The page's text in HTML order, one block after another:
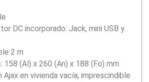
DC incorporado: Jack, mini USB y
2 m
158 (Al) x 260 (An) x 188 (Fo) mm
Ajax en vivienda vacía, imprescindible